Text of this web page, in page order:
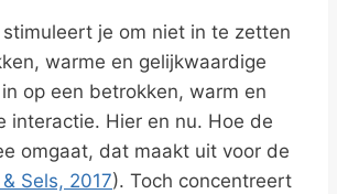
je om niet in te zetten
warme en gelijkwaardige
op een betrokken, warm en
interactie. Hier en nu. Hoe de
omgaat, dat maakt uit voor de
Sels, 2017). Toch concentreert